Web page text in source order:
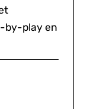
by-play en